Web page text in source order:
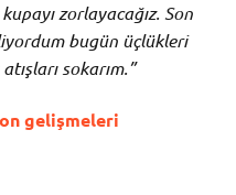
zorlayacağız. Son
bugün üçlükleri
sokarım.”
gelişmeleri